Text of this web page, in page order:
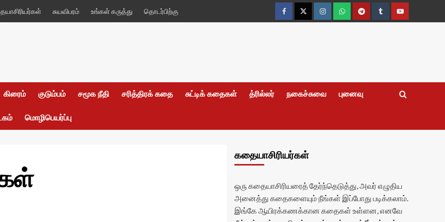
சுயவிபரம் உங்கள் கருத்து தொடர்பிற்கு
FacebookTwitterInstagramWhatsappTelegramTumblrYouTube
கிரைம் குடும்பம் சமூக நீதி சரித்திரக் கதை சுட்டிக் கதைகள் த்ரில்லர் நகைச்சுவை புனைவு
மொழிபெயர்ப்பு
கதையாசிரியர்கள்
ஒரு கதையாசிரியரைத் தேர்ந்தெடுத்து, அவர் எழுதிய
அனைத்து கதைகளையும் நீங்கள் இப்போது படிக்கலாம்.
இங்கே ஆயிரக்கணக்கான கதைகள் உள்ளன, எனவே